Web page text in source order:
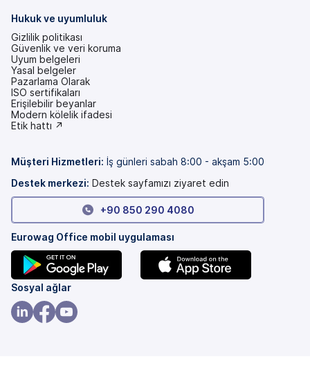
Hukuk ve uyumluluk
Gizlilik politikası
Güvenlik ve veri koruma
Uyum belgeleri
Yasal belgeler
Pazarlama Olarak
ISO sertifikaları
Erişilebilir beyanlar
(yeni
bir
Modern kölelik ifadesi
(yeni
Etik hattı ↗
Müşteri Hizmetleri: İş günleri sabah 8:00 - akşam 5:00
Destek merkezi: Destek sayfamızı ziyaret edin
+90 850 290 4080
Eurowag Office mobil uygulaması
(yeni
bir
sekmede)
Sosyal ağlar